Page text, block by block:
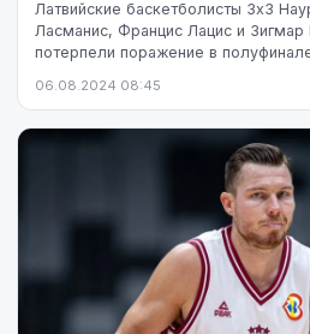
Латвийские баскетболисты 3х3
Ласманис, Францис Лацис и
потерпели поражение в
06.08.2024 08:45